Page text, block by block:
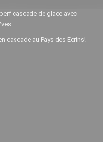
cascade de glace avec
cascade au Pays des Ecrins!